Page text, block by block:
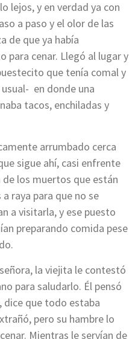
lejos, y en verdad ya con
a paso y el olor de las
de que ya había
para cenar. Llegó al lugar y
que tenía comal y
en donde una
tacos, enchiladas y
arrumbado cerca
sigue ahí, casi enfrente
de los muertos que están
raya para que no se
a visitarla, y ese puesto
preparando comida pese
la viejita le contestó
para saludarlo. Él pensó
dice que todo estaba
pero su hambre lo
Mientras le servían de